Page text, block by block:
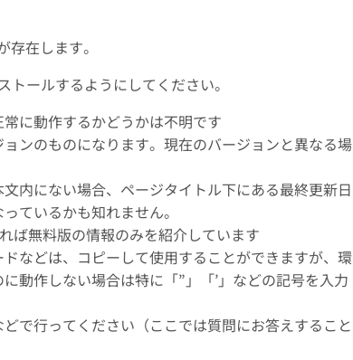
在します。
ールするようにしてください。
に動作するかどうかは不明です
ンのものになります。現在のバージョンと異なる場
内にない場合、ページタイトル下にある最終更新日
ているかも知れません。
ば無料版の情報のみを紹介しています
などは、コピーして使用することができますが、環
動作しない場合は特に「”」「’」などの記号を入力
で行ってください（ここでは質問にお答えすること